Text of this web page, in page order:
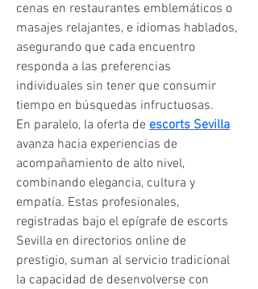
cenas en restaurantes emblemáticos o
masajes relajantes, e idiomas hablados,
asegurando que cada encuentro
responda a las preferencias
individuales sin tener que consumir
tiempo en búsquedas infructuosas.
En paralelo, la oferta de escorts Sevilla
avanza hacia experiencias de
acompañamiento de alto nivel,
combinando elegancia, cultura y
empatía. Estas profesionales,
registradas bajo el epígrafe de escorts
Sevilla en directorios online de
prestigio, suman al servicio tradicional
la capacidad de desenvolverse con